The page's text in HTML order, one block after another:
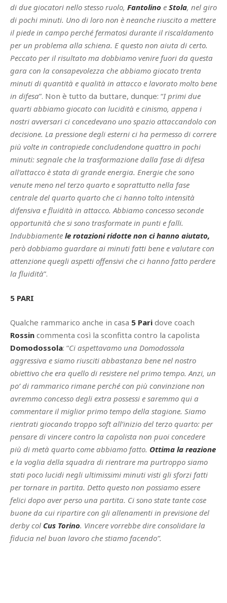
di due giocatori nello stesso ruolo, Fantolino e Stola, nel giro
di pochi minuti. Uno di loro non è neanche riuscito a mettere
il piede in campo perché fermatosi durante il riscaldamento
per un problema alla schiena. E questo non aiuta di certo.
Peccato per il risultato ma dobbiamo venire fuori da questa
gara con la consapevolezza che abbiamo giocato trenta
minuti di quantità e qualità in attacco e lavorato molto bene
in difesa”. Non è tutto da buttare, dunque: “I primi due
quarti abbiamo giocato con lucidità e cinismo, appena i
nostri avversari ci concedevano uno spazio attaccandolo con
decisione. La pressione degli esterni ci ha permesso di correre
più volte in contropiede concludendone quattro in pochi
minuti: segnale che la trasformazione dalla fase di difesa
all'attacco è stata di grande energia. Energie che sono
venute meno nel terzo quarto e soprattutto nella fase
centrale del quarto quarto che ci hanno tolto intensità
difensiva e fluidità in attacco. Abbiamo concesso seconde
opportunità che si sono trasformate in punti e falli.
Indubbiamente le rotazioni ridotte non ci hanno aiutato,
però dobbiamo guardare ai minuti fatti bene e valutare con
attenzione quegli aspetti offensivi che ci hanno fatto perdere
la fluidità”.
5 PARI
Qualche rammarico anche in casa 5 Pari dove coach
Rossin commenta così la sconfitta contro la capolista
Domodossola: “Ci aspettavamo una Domodossola
aggressiva e siamo riusciti abbastanza bene nel nostro
obiettivo che era quello di resistere nel primo tempo. Anzi, un
po’ di rammarico rimane perché con più convinzione non
avremmo concesso degli extra possessi e saremmo qui a
commentare il miglior primo tempo della stagione. Siamo
rientrati giocando troppo soft all’inizio del terzo quarto: per
pensare di vincere contro la capolista non puoi concedere
più di metà quarto come abbiamo fatto. Ottima la reazione
e la voglia della squadra di rientrare ma purtroppo siamo
stati poco lucidi negli ultimissimi minuti visti gli sforzi fatti
per tornare in partita. Detto questo non possiamo essere
felici dopo aver perso una partita. Ci sono state tante cose
buone da cui ripartire con gli allenamenti in previsione del
derby col Cus Torino. Vincere vorrebbe dire consolidare la
fiducia nel buon lavoro che stiamo facendo”.